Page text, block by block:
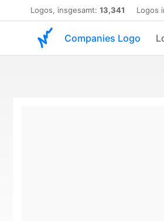
Logos, insgesamt: 13,341 Logos
Companies Logo